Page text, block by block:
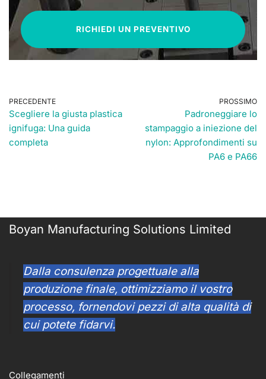
RICHIEDI UN PREVENTIVO
PRECEDENTE
Scegliere la giusta plastica
ignifuga: Una guida
completa
PROSSIMO
Padroneggiare lo
stampaggio a iniezione del
nylon: Approfondimenti su
PA6 e PA66
Boyan Manufacturing Solutions Limited
Dalla consulenza progettuale alla
produzione finale, ottimizziamo il vostro
processo, fornendovi pezzi di alta qualità di
cui potete fidarvi.
Collegamenti